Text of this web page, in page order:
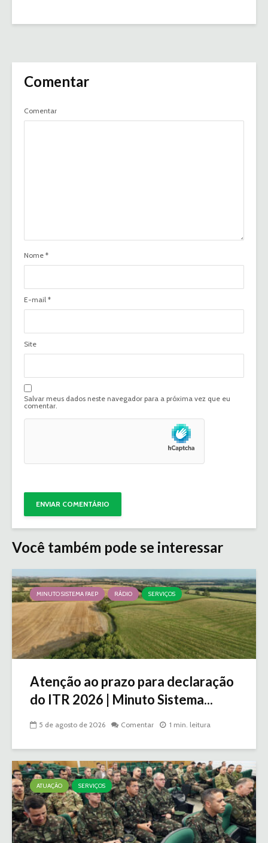
Comentar
Comentar
Nome *
E-mail *
Site
Salvar meus dados neste navegador para a próxima vez que eu
comentar.
Você também pode se interessar
MINUTO SISTEMA FAEP RÁDIO SERVIÇOS
Atenção ao prazo para declaração
do ITR 2026 | Minuto Sistema...
5 de agosto de 2026 Comentar 1 min. leitura
ATUAÇÃO SERVIÇOS